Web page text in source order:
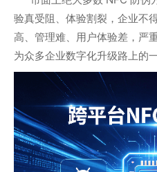
验真受阻、体验割裂，企业不
高、管理难、用户体验差，严
为众多企业数字化升级路上的